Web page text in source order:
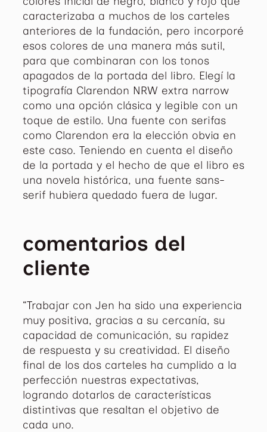
caracterizaba a muchos de los carteles
anteriores de la fundación, pero incorporé
esos colores de una manera más sutil,
para que combinaran con los tonos
apagados de la portada del libro. Elegí la
tipografía Clarendon NRW extra narrow
como una opción clásica y legible con un
toque de estilo. Una fuente con serifas
como Clarendon era la elección obvia en
este caso. Teniendo en cuenta el diseño
de la portada y el hecho de que el libro es
una novela histórica, una fuente sans-
serif hubiera quedado fuera de lugar.
comentarios del
cliente
“Trabajar con Jen ha sido una experiencia
muy positiva, gracias a su cercanía, su
capacidad de comunicación, su rapidez
de respuesta y su creatividad. El diseño
final de los dos carteles ha cumplido a la
perfección nuestras expectativas,
logrando dotarlos de características
distintivas que resaltan el objetivo de
cada uno.